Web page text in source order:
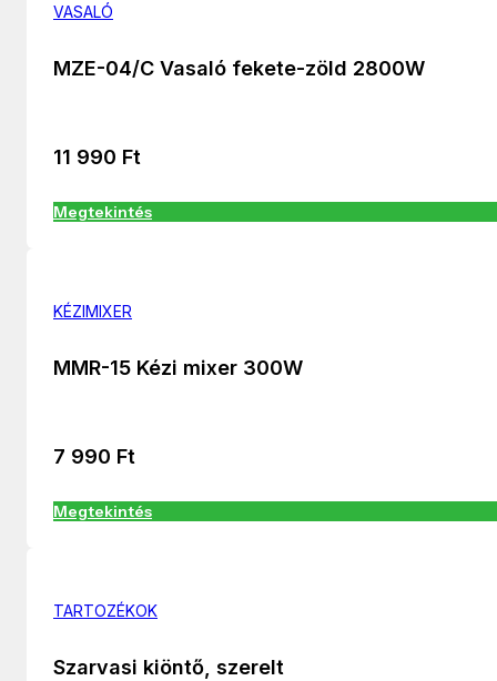
VASALÓ
MZE-04/C Vasaló fekete-zöld 2800W
11 990 Ft
Megtekintés
KÉZIMIXER
MMR-15 Kézi mixer 300W
7 990 Ft
Megtekintés
TARTOZÉKOK
Szarvasi kiöntő, szerelt